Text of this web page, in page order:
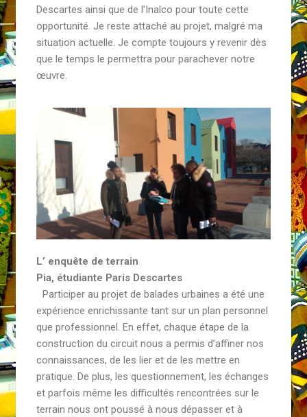
Descartes ainsi que de l’Inalco pour toute cette
opportunité. Je reste attaché au projet, malgré ma
situation actuelle. Je compte toujours y revenir dès
que le temps le permettra pour parachever notre
œuvre.
L’ enquête de terrain
Pia, étudiante Paris Descartes
Participer au projet de balades urbaines a été une
expérience enrichissante tant sur un plan personnel
que professionnel. En effet, chaque étape de la
construction du circuit nous a permis d’affiner nos
connaissances, de les lier et de les mettre en
pratique. De plus, les questionnement, les échanges
et parfois même les difficultés rencontrées sur le
terrain nous ont poussé à nous dépasser et à